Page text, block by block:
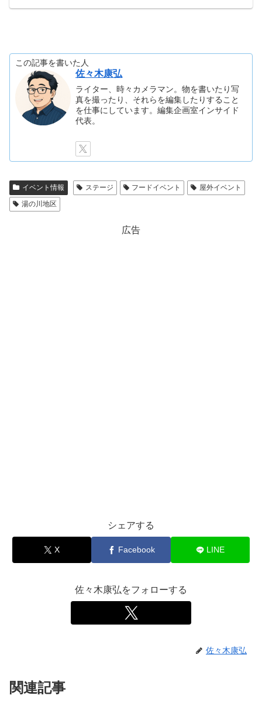
この記事を書いた人
佐々木康弘
ライター、時々カメラマン。物を書いたり写
真を撮ったり、それらを編集したりすること
を仕事にしています。編集企画室インサイド
代表。
イベント情報 ステージ フードイベント
屋外イベント
湯の川地区
広告
シェアする
X Facebook LINE
佐々木康弘をフォローする
佐々木康弘
関連記事